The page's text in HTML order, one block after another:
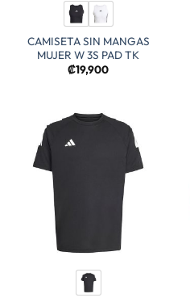
CAMISETA SIN MANGAS
MUJER W 3S PAD TK
₡19,900